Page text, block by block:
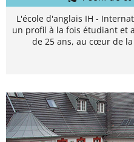
L'école d'anglais IH -
un profil à la fois étudiant et
de 25 ans, au cœur de